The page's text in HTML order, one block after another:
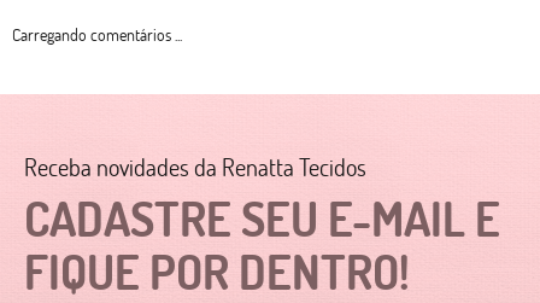
Carregando comentários ...
CADASTRE SEU E-MAIL E
FIQUE POR DENTRO!
Receba novidades da Renatta Tecidos